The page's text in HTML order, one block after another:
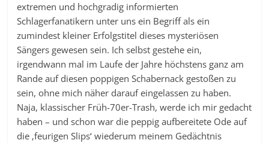
extremen und hochgradig informierten
Schlagerfanatikern unter uns ein Begriff als ein
zumindest kleiner Erfolgstitel dieses mysteriösen
Sängers gewesen sein. Ich selbst gestehe ein,
irgendwann mal im Laufe der Jahre höchstens ganz am
Rande auf diesen poppigen Schabernack gestoßen zu
sein, ohne mich näher darauf eingelassen zu haben.
Naja, klassischer Früh-70er-Trash, werde ich mir gedacht
haben – und schon war die peppig aufbereitete Ode auf
die ‚feurigen Slips‘ wiederum meinem Gedächtnis